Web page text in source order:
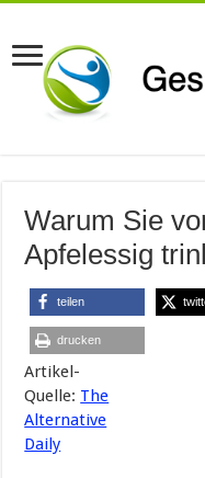
Warum Sie
Apfelessig
teilen
drucken
Artikel-
Quelle: The
Alternative
Daily